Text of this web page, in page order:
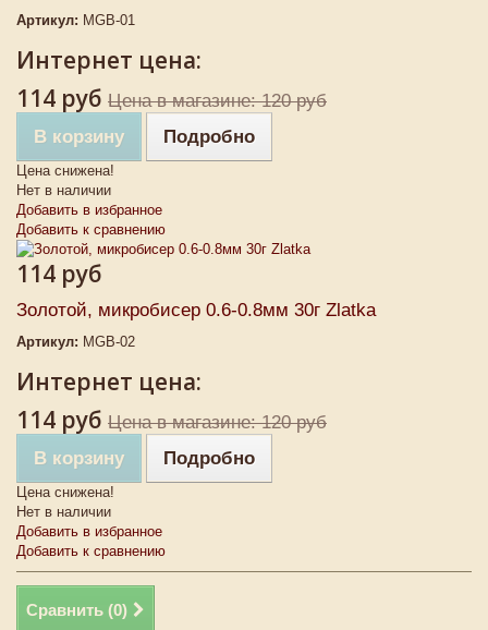
Артикул: MGB-01
Интернет цена:
114 руб Цена в магазине: 120 руб
В корзину
Подробно
Цена снижена!
Нет в наличии
Добавить в избранное
Добавить к сравнению
114 руб
Золотой, микробисер 0.6-0.8мм 30г Zlatka
Артикул: MGB-02
Интернет цена:
114 руб Цена в магазине: 120 руб
В корзину
Подробно
Цена снижена!
Нет в наличии
Добавить в избранное
Добавить к сравнению
Сравнить (0)